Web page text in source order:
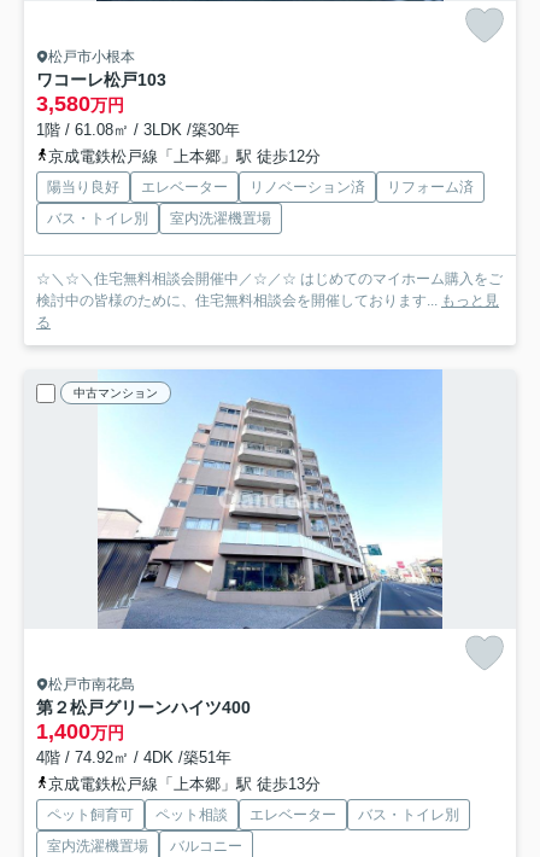
松戸市小根本
ワコーレ松戸103
3,580万円
1階 / 61.08㎡ / 3LDK /築30年
京成電鉄松戸線「上本郷」駅 徒歩12分
陽当り良好 エレベーター リノベーション済
リフォーム済
バス・トイレ別
室内洗濯機置場
☆＼☆＼住宅無料相談会開催中／☆／☆ はじめてのマイホーム購入をご
検討中の皆様のために、住宅無料相談会を開催しております... もっと見
る
中古マンション
松戸市南花島
第２松戸グリーンハイツ400
1,400万円
4階 / 74.92㎡ / 4DK /築51年
京成電鉄松戸線「上本郷」駅 徒歩13分
ペット飼育可 ペット相談 エレベーター
バス・トイレ別
室内洗濯機置場
バルコニー